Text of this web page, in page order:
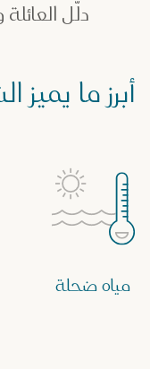
دلّل
أبرز ما
مياه ضحلة